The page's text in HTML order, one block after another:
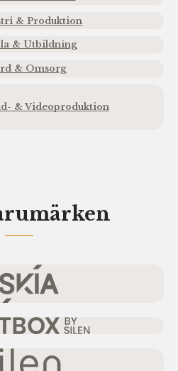
& Produktion
& Utbildning
& Omsorg
& Videoproduktion